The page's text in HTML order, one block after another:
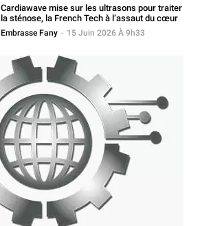
Cardiawave mise sur les ultrasons pour traiter
la sténose, la French Tech à l’assaut du cœur
Embrasse Fany - 15 Juin 2026 À 9h33